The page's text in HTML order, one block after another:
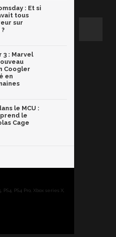
: Et si
tous
sur
3 : Marvel
Coogler
en
le MCU :
prend le
Cage
PS4 Pro, Xbox series X,